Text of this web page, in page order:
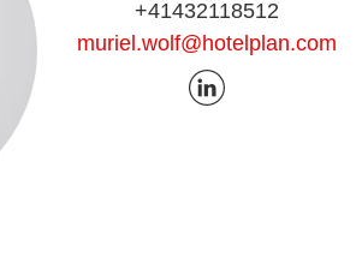
+41432118512
muriel.wolf@hotelplan.com